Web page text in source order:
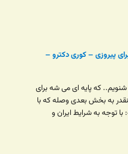
کتاب برای پیروزی – کوری دکترو –
که پایه ای می شه برای
به بخش بعدی وصله که با
بخش ۳۰. چند نکته: با توجه به شرایط ایران و